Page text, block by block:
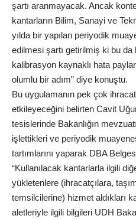
şartı aranmayacak. Ancak
kantarların Bilim, Sanayi ve
yılda bir yapılan periyodik
edilmesi şartı getirilmiş ki bu
kalibrasyon kaynaklı hata
olumlu bir adım” diye konuştu.
Bu uygulamanın pek çok
etkileyeceğini belirten Cavit
tesislerinde Bakanlığın
işlettikleri ve periyodik
tartımlarını yaparak DBA
“Kullanılacak kantarlarla ilgili
yükletenlere (ihracatçılara,
temsilcilerine) hizmet aldıkları
aletleriyle ilgili bilgileri UDH